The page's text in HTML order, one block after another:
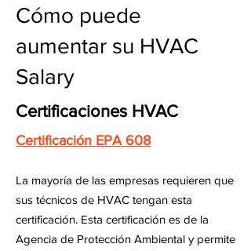
Cómo puede
aumentar su HVAC
Salary
Certificaciones HVAC
Certificación EPA 608
La mayoría de las empresas requieren que
sus técnicos de HVAC tengan esta
certificación. Esta certificación es de la
Agencia de Protección Ambiental y permite